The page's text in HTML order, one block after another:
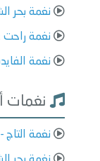
نغمة بحر
نغمة راحت
نغمة
نغمات
نغمة التاج - 2